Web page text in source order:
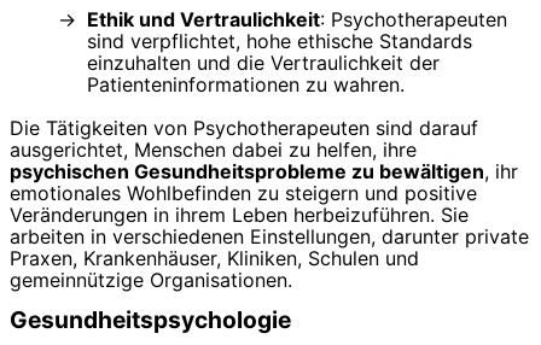
Ethik und Vertraulichkeit: Psychotherapeuten
sind verpflichtet, hohe ethische Standards
einzuhalten und die Vertraulichkeit der
Patienteninformationen zu wahren.
Die Tätigkeiten von Psychotherapeuten sind darauf
ausgerichtet, Menschen dabei zu helfen, ihre
psychischen Gesundheitsprobleme zu bewältigen, ihr
emotionales Wohlbefinden zu steigern und positive
Veränderungen in ihrem Leben herbeizuführen. Sie
arbeiten in verschiedenen Einstellungen, darunter private
Praxen, Krankenhäuser, Kliniken, Schulen und
gemeinnützige Organisationen.
Gesundheitspsychologie